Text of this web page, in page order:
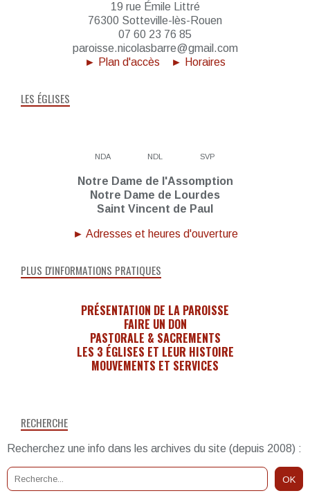
RECHERCHE
Recherchez une info dans les archives du site (depuis 2008) :
19 rue Émile Littré
76300 Sotteville-lès-Rouen
07 60 23 76 85
paroisse.nicolasbarre@gmail.com
► Plan d'accès
► Horaires
LES ÉGLISES
NDA NDL SVP
Notre Dame de l'Assomption
Notre Dame de Lourdes
Saint Vincent de Paul
► Adresses et heures d'ouverture
PLUS D'INFORMATIONS PRATIQUES
PRÉSENTATION DE LA PAROISSE
FAIRE UN DON
PASTORALE & SACREMENTS
LES 3 ÉGLISES ET LEUR HISTOIRE
MOUVEMENTS ET SERVICES